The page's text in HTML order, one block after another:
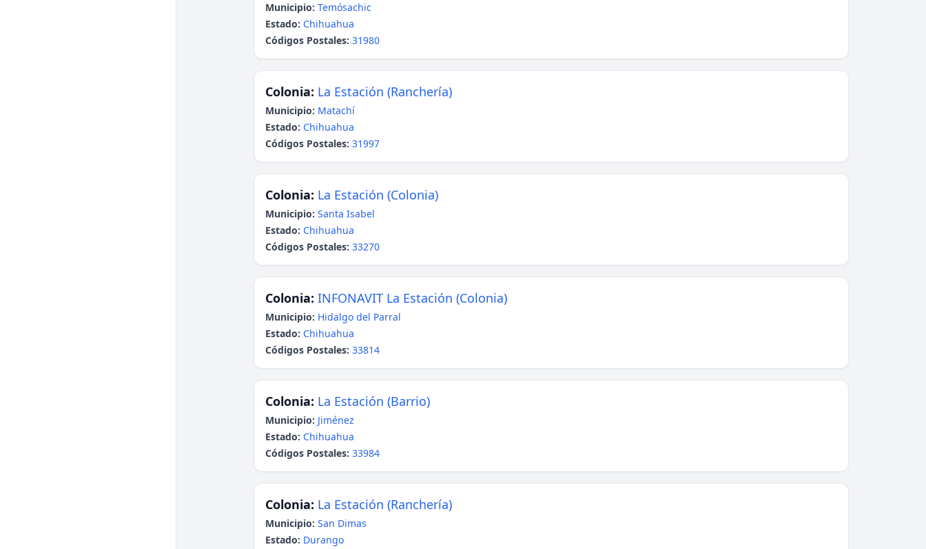
Municipio: Temósachic
Estado: Chihuahua
Códigos Postales: 31980
Colonia: La Estación (Ranchería)
Municipio: Matachí
Estado: Chihuahua
Códigos Postales: 31997
Colonia: La Estación (Colonia)
Municipio: Santa Isabel
Estado: Chihuahua
Códigos Postales: 33270
Colonia: INFONAVIT La Estación (Colonia)
Municipio: Hidalgo del Parral
Estado: Chihuahua
Códigos Postales: 33814
Colonia: La Estación (Barrio)
Municipio: Jiménez
Estado: Chihuahua
Códigos Postales: 33984
Colonia: La Estación (Ranchería)
Municipio: San Dimas
Estado: Durango